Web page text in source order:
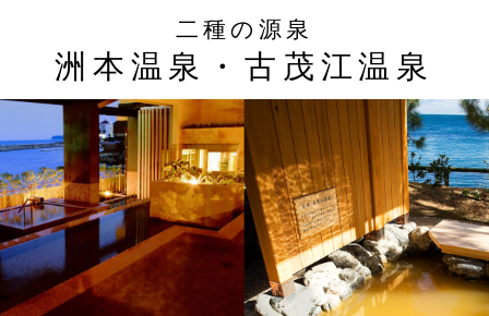
二種の源泉
洲本温泉・古茂江温泉